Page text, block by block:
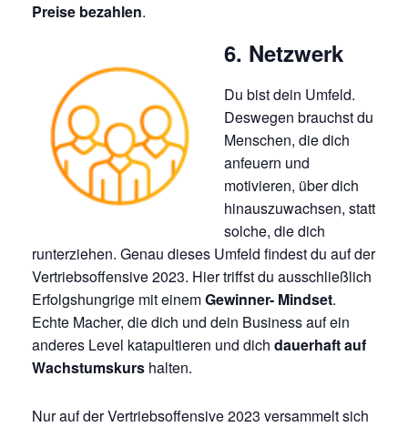
Preise bezahlen.
6. Netzwerk
Du bist dein Umfeld.
Deswegen brauchst du
Menschen, die dich
anfeuern und
motivieren, über dich
hinauszuwachsen, statt
solche, die dich
runterziehen. Genau dieses Umfeld findest du auf der
Vertriebsoffensive 2023. Hier triffst du ausschließlich
Erfolgshungrige mit einemGewinner- Mindset.
Echte Macher, die dich und dein Business auf ein
anderes Level katapultieren und dich dauerhaft auf
Wachstumskurs halten.
Nur auf der Vertriebsoffensive 2023 versammelt sich